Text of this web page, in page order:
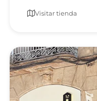
Visitar tienda